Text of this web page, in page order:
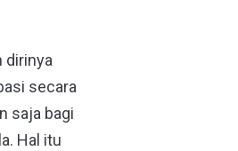
dirinya
secara
saja bagi
Hal itu